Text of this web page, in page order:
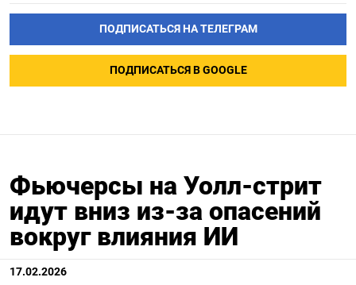
ПОДПИСАТЬСЯ НА ТЕЛЕГРАМ
ПОДПИСАТЬСЯ В GOOGLE
Фьючерсы на Уолл-стрит
идут вниз из‑за опасений
вокруг влияния ИИ
17.02.2026